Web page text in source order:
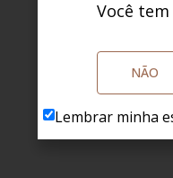
Você tem
NÃO
Lembrar minha